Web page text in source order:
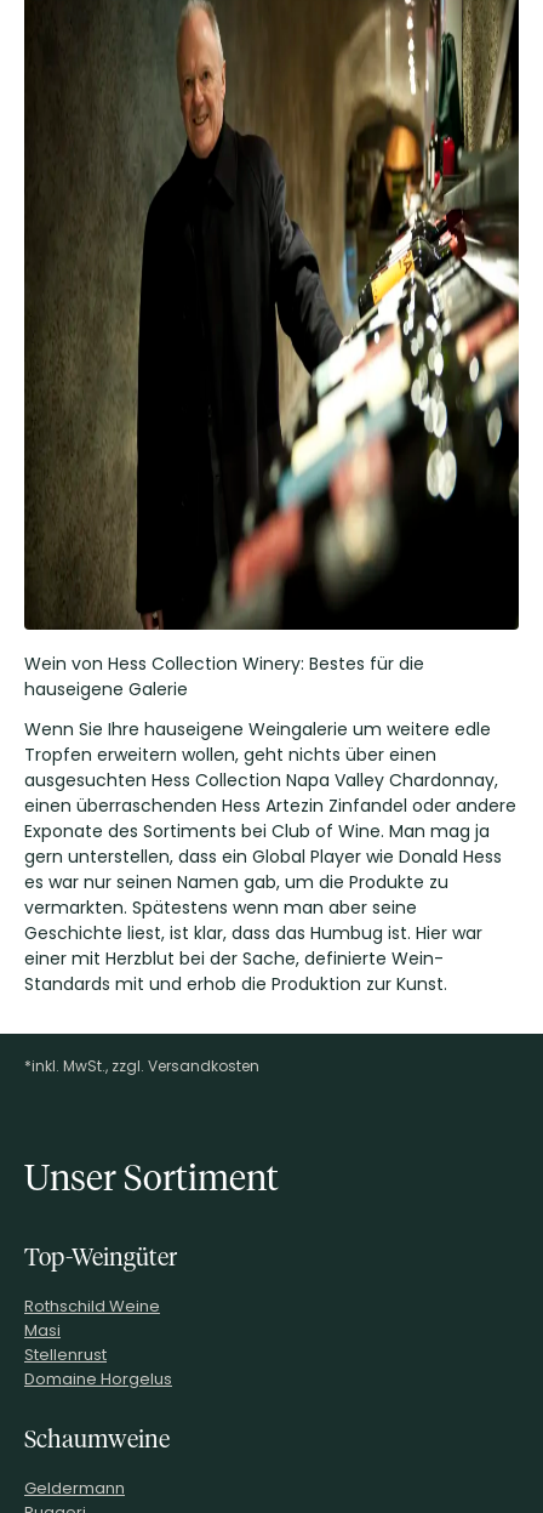
Wein von Hess Collection Winery: Bestes für die
hauseigene Galerie
Wenn Sie Ihre hauseigene Weingalerie um weitere edle
Tropfen erweitern wollen, geht nichts über einen
ausgesuchten Hess Collection Napa Valley Chardonnay,
einen überraschenden Hess Artezin Zinfandel oder andere
Exponate des Sortiments bei Club of Wine. Man mag ja
gern unterstellen, dass ein Global Player wie Donald Hess
es war nur seinen Namen gab, um die Produkte zu
vermarkten. Spätestens wenn man aber seine
Geschichte liest, ist klar, dass das Humbug ist. Hier war
einer mit Herzblut bei der Sache, definierte Wein-
Standards mit und erhob die Produktion zur Kunst.
Footer-Menü
*inkl. MwSt., zzgl. Versandkosten
Unser Sortiment
Top-Weingüter
Rothschild Weine
Masi
Stellenrust
Domaine Horgelus
Schaumweine
Geldermann